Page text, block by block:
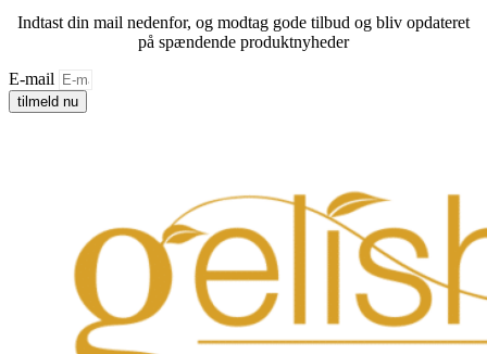
Indtast din mail nedenfor, og modtag gode tilbud og bliv opdateret
på spændende produktnyheder
E-mail
tilmeld nu